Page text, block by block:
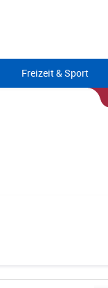
Freizeit & Sport